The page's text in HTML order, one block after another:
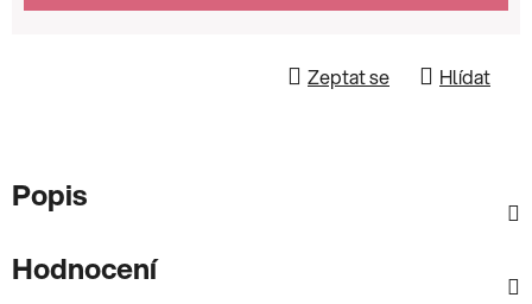
Zeptat se Hlídat
Popis
Hodnocení